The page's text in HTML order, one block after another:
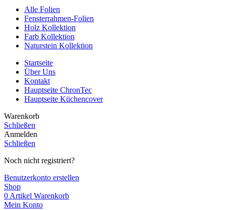
Alle Folien
Fensterrahmen-Folien
Holz Kollektion
Farb Kollektion
Naturstein Kollektion
Startseite
Über Uns
Kontakt
Hauptseite ChronTec
Hauptseite Küchencover
Warenkorb
Schließen
Anmelden
Schließen
Noch nicht registriert?
Benutzerkonto erstellen
Shop
0 Artikel Warenkorb
Mein Konto